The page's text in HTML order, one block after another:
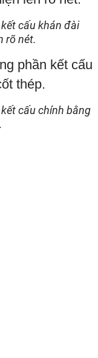
cấu khán đài
rõ nét.
cấu chính bằng